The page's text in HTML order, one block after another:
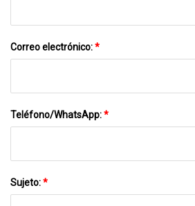
Correo electrónico:*
Teléfono/WhatsApp:*
Sujeto:*